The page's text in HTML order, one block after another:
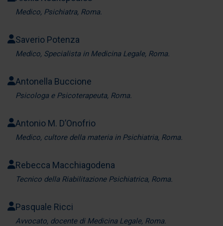
Medico, Psichiatra, Roma.
Saverio Potenza
Medico, Specialista in Medicina Legale, Roma.
Antonella Buccione
Psicologa e Psicoterapeuta, Roma.
Antonio M. D’Onofrio
Medico, cultore della materia in Psichiatria, Roma.
Rebecca Macchiagodena
Tecnico della Riabilitazione Psichiatrica, Roma.
Pasquale Ricci
Avvocato, docente di Medicina Legale, Roma.